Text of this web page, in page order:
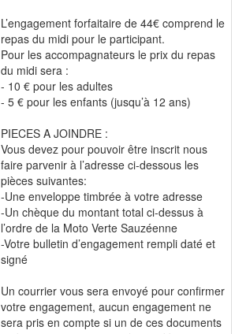
L’engagement forfaitaire de 44€ comprend le
repas du midi pour le participant.
Pour les accompagnateurs le prix du repas
du midi sera :
- 10 € pour les adultes
- 5 € pour les enfants (jusqu’à 12 ans)
PIECES A JOINDRE :
Vous devez pour pouvoir être inscrit nous
faire parvenir à l’adresse ci-dessous les
pièces suivantes:
-Une enveloppe timbrée à votre adresse
-Un chèque du montant total ci-dessus à
l’ordre de la Moto Verte Sauzéenne
-Votre bulletin d’engagement rempli daté et
signé
Un courrier vous sera envoyé pour confirmer
votre engagement, aucun engagement ne
sera pris en compte si un de ces documents